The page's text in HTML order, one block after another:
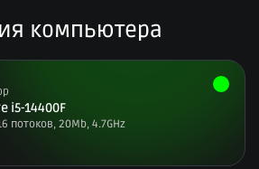
компьютера
i5-14400F
потоков, 20Мb, 4.7GHz